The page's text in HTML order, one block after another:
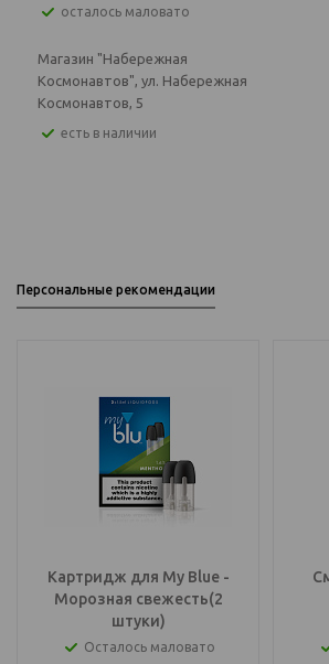
Осталось маловато
Магазин "Набережная
Космонавтов", ул. Набережная
Космонавтов, 5
Есть в наличии
Персональные рекомендации
Картридж для My Blue -
Морозная свежесть(2
штуки)
Осталось маловато